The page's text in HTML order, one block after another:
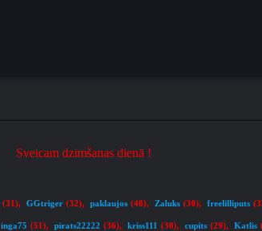
Sveicam dzimšanas dienā !
(31), GGtriger (32), paklaujos (48), Zaluks (30), freelilliputs
inga75 (51), pirats22222 (36), kriss111 (30), cupits (29), Katlis